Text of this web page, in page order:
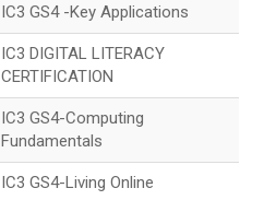
IC3 GS4 -Key Applications
IC3 DIGITAL LITERACY
CERTIFICATION
IC3 GS4-Computing
Fundamentals
IC3 GS4-Living Online